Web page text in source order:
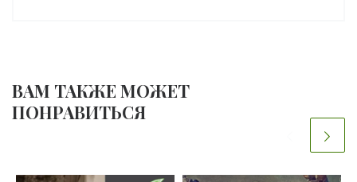
ВАМ ТАКЖЕ МОЖЕТ
ПОНРАВИТЬСЯ